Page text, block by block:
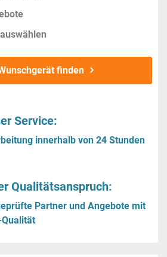
finden
Service:
innerhalb von 24 Stunden
Qualitätsanspruch:
Partner und Angebote mit